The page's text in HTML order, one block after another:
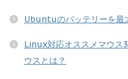
Ubuntuのバッテリーを最
Linux対応オススメマウス
ウスとは？